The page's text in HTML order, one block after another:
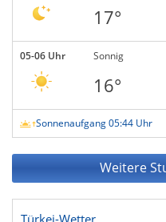
17°
05-06 Uhr Sonnig
16°
Sonnenaufgang 05:44 Uhr
Weitere
Türkei-Wetter